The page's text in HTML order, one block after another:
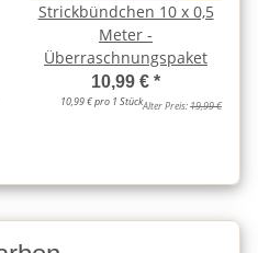
Strickbündchen 10 x 0,5
Meter -
Überraschnungspaket
10,99 € *
10,99 € pro 1 StückAlter Preis:19,99 €